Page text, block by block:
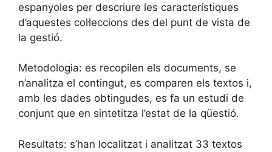
espanyoles per descriure les característiques
d’aquestes col·leccions des del punt de vista de
la gestió.
Metodologia: es recopilen els documents, se
n’analitza el contingut, es comparen els textos i,
amb les dades obtingudes, es fa un estudi de
conjunt que en sintetitza l’estat de la qüestió.
Resultats: s’han localitzat i analitzat 33 textos